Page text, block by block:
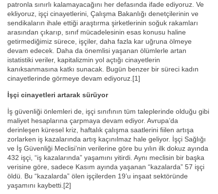
patronla sınırlı kalamayacağını her defasında ifade ediyoruz. Ve
ekliyoruz, işçi cinayetlerini, Çalışma Bakanlığı denetçilerinin ve
sendikaların ihale ettiği araştırma şirketlerinin soğuk rakamları
arasından çıkarıp, sınıf mücadelesinin esas konusu haline
getirmediğimiz sürece, işçiler, daha fazla kar uğruna ölmeye
devam edecek. Daha da önemlisi yaşanan ölümlerle artan
istatistiki veriler, kapitalizmin yol açtığı cinayetlerin
kanıksanmasına katkı sunacak. Bugün benzer bir süreci kadın
cinayetlerinde görmeye devam ediyoruz.[1]
İşçi cinayetleri artarak sürüyor
İş güvenliği önlemleri de, işçi sınıfının tüm taleplerinde olduğu gibi
maliyet hesaplarına çarpmaya devam ediyor. Avrupa’da
derinleşen küresel kriz, haftalık çalışma saatlerini fiilen artışa
zorlarken iş kazalarında artış kaçınılmaz hale geliyor. İşçi Sağlığı
ve İş Güvenliği Meclisi’nin verilerine göre bu yılın ilk dokuz ayında
432 işçi, “iş kazalarında” yaşamını yitirdi. Aynı meclisin bir başka
verisine göre, sadece Kasım ayında yaşanan “kazalarda” 57 işçi
öldü. Bu “kazalarda” ölen işçilerden 19’u inşaat sektöründe
yaşamını kaybetti.[2]